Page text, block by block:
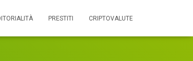
PRESTITI CRIPTOVALUTE